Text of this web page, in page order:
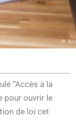
“Accès à la
pour ouvrir le
de loi cet